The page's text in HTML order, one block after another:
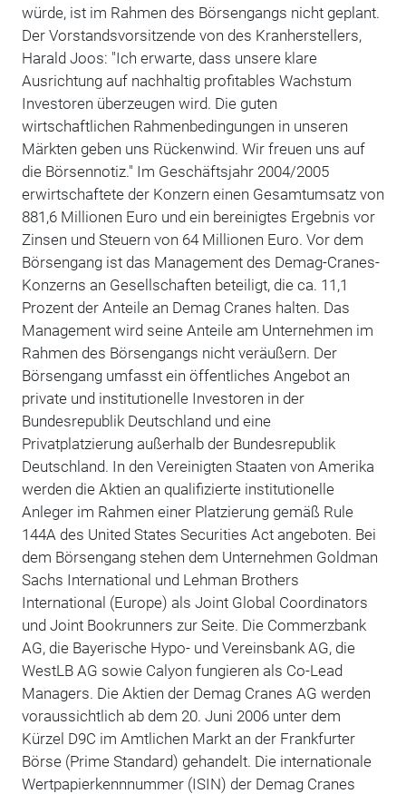
würde, ist im Rahmen des Börsengangs nicht geplant.
Der Vorstandsvorsitzende von des Kranherstellers,
Harald Joos: "Ich erwarte, dass unsere klare
Ausrichtung auf nachhaltig profitables Wachstum
Investoren überzeugen wird. Die guten
wirtschaftlichen Rahmenbedingungen in unseren
Märkten geben uns Rückenwind. Wir freuen uns auf
die Börsennotiz." Im Geschäftsjahr 2004/2005
erwirtschaftete der Konzern einen Gesamtumsatz von
881,6 Millionen Euro und ein bereinigtes Ergebnis vor
Zinsen und Steuern von 64 Millionen Euro. Vor dem
Börsengang ist das Management des Demag-Cranes-
Konzerns an Gesellschaften beteiligt, die ca. 11,1
Prozent der Anteile an Demag Cranes halten. Das
Management wird seine Anteile am Unternehmen im
Rahmen des Börsengangs nicht veräußern. Der
Börsengang umfasst ein öffentliches Angebot an
private und institutionelle Investoren in der
Bundesrepublik Deutschland und eine
Privatplatzierung außerhalb der Bundesrepublik
Deutschland. In den Vereinigten Staaten von Amerika
werden die Aktien an qualifizierte institutionelle
Anleger im Rahmen einer Platzierung gemäß Rule
144A des United States Securities Act angeboten. Bei
dem Börsengang stehen dem Unternehmen Goldman
Sachs International und Lehman Brothers
International (Europe) als Joint Global Coordinators
und Joint Bookrunners zur Seite. Die Commerzbank
AG, die Bayerische Hypo- und Vereinsbank AG, die
WestLB AG sowie Calyon fungieren als Co-Lead
Managers. Die Aktien der Demag Cranes AG werden
voraussichtlich ab dem 20. Juni 2006 unter dem
Kürzel D9C im Amtlichen Markt an der Frankfurter
Börse (Prime Standard) gehandelt. Die internationale
Wertpapierkennnummer (ISIN) der Demag Cranes